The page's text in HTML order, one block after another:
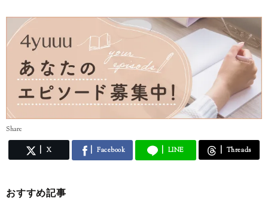
Share
X Facebook LINE Threads
おすすめ記事